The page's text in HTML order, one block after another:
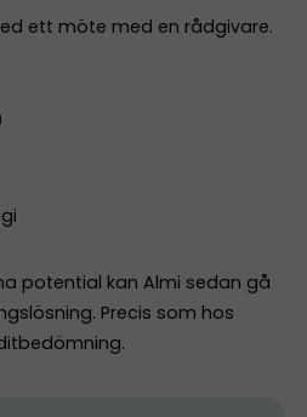
ett möte med en rådgivare.
potential kan Almi sedan gå
Precis som hos